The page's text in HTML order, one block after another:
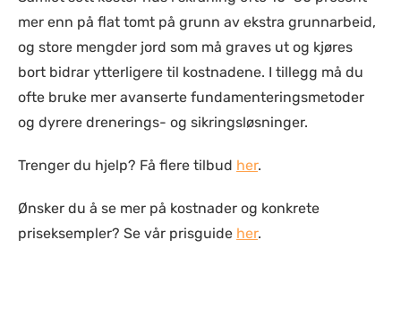
mer enn på flat tomt på grunn av ekstra grunnarbeid,
og store mengder jord som må graves ut og kjøres
bort bidrar ytterligere til kostnadene. I tillegg må du
ofte bruke mer avanserte fundamenteringsmetoder
og dyrere drenerings- og sikringsløsninger.
Trenger du hjelp? Få flere tilbud her.
Ønsker du å se mer på kostnader og konkrete
priseksempler? Se vår prisguide her.